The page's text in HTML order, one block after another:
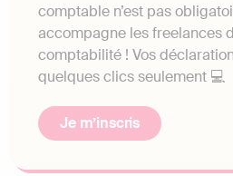
comptable n’est pas
accompagne les freelances
comptabilité ! Vos
quelques clics seulement 💻
Je m’inscris